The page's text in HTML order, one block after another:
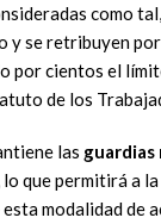
como
se retribuyen
por cientos el
de los
las guardias
lo que permitirá a
modalidad de